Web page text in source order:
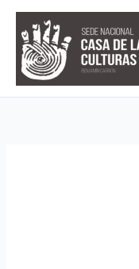
contenido